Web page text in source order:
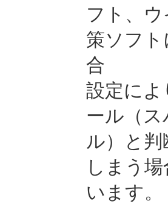
フト、
策ソフ
合
設定に
ール（
ル）と
しまう
います。